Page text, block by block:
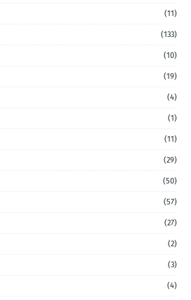
(11)
(133)
(10)
(19)
(4)
(1)
(11)
(29)
(50)
(57)
(27)
(2)
(3)
(4)